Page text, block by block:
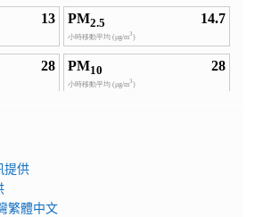
提供
繁體中文